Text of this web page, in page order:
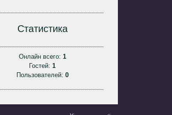
Статистика
Онлайн всего: 1
Гостей:1
Пользователей: 0